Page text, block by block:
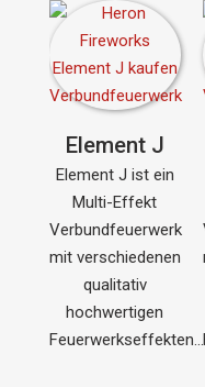
Element J
Element J ist ein
Multi-Effekt
Verbundfeuerwerk
mit verschiedenen
qualitativ
hochwertigen
Feuerwerkseffekten…